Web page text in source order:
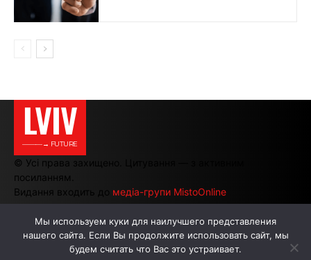
LVIV
———→ FUTURE
© Усі права захищено. Цитування — з активним
посиланням.
Видання входить до медіа-групи MistoOnline
АВТОРИ РЕКЛАМА НА САЙТІ
Мы используем куки для наилучшего представления
нашего сайта. Если Вы продолжите использовать сайт, мы
будем считать что Вас это устраивает.